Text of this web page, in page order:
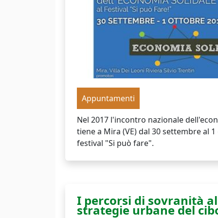
Appuntamenti
Nel 2017 l'incontro nazionale
tiene a Mira (VE) dal 30 settembre al
festival "Si può fare".
I percorsi di sovranità
strategie urbane del